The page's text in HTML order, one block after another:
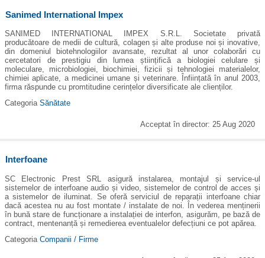
Sanimed International Impex
SANIMED INTERNATIONAL IMPEX S.R.L. Societate privată
producătoare de medii de cultură, colagen și alte produse noi și inovative,
din domeniul biotehnologiilor avansate, rezultat al unor colaborări cu
cercetatori de prestigiu din lumea științifică a biologiei celulare și
moleculare, microbiologiei, biochimiei, fizicii și tehnologiei materialelor,
chimiei aplicate, a medicinei umane și veterinare. Înființată în anul 2003,
firma răspunde cu promtitudine cerințelor diversificate ale clienților.
Categoria Sănătate
Acceptat în director: 25 Aug 2020
Interfoane
SC Electronic Prest SRL asigură instalarea, montajul și service-ul
sistemelor de interfoane audio și video, sistemelor de control de acces și
a sistemelor de iluminat. Se oferă serviciul de reparații interfoane chiar
dacă acestea nu au fost montate / instalate de noi. În vederea menținerii
în bună stare de funcționare a instalației de interfon, asigurăm, pe bază de
contract, mentenanță și remedierea eventualelor defecțiuni ce pot apărea.
Categoria Companii / Firme